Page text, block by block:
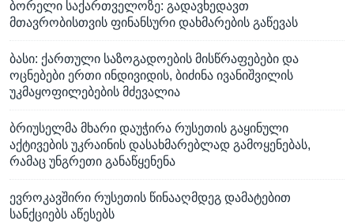
ბორელი საქართველოზე: გადავხედავთ
მთავრობისთვის ფინანსური დახმარების გაწევას
ბასი: ქართული საზოგადოების მისწრაფებები და
ოცნებები ერთი ინდივიდის, ბიძინა ივანიშვილის
უკმაყოფილებების მძევალია
ბრიუსელმა მხარი დაუჭირა რუსეთის გაყინული
აქტივების უკრაინის დასახმარებლად გამოყენებას,
რამაც უნგრეთი განაწყენენა
ევროკავშირი რუსეთის წინააღმდეგ დამატებით
სანქციებს აწესებს